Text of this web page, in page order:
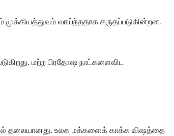
முக்கியத்துவம் வாய்ந்ததாக கருதப்படுகின்றன.
மற்ற பிரதோஷ நாட்களைவிட
தலையானது. உலக மக்களைக் காக்க விஷத்தை